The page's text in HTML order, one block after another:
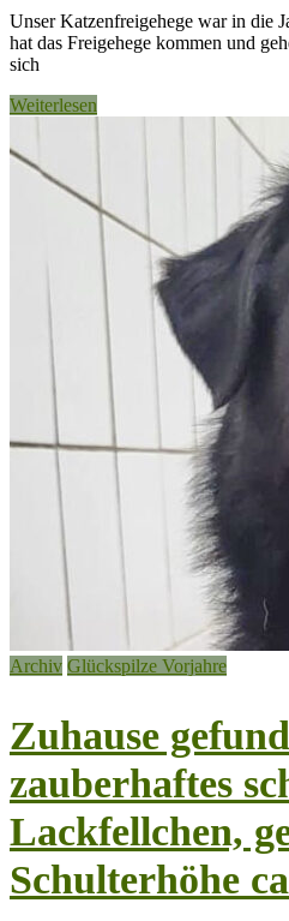
Unser Katzenfreigehege war in die
hat das Freigehege kommen und
sich
Weiterlesen
Archiv Glückspilze Vorjahre
Zuhause
zauberhaftes
Lackfellchen,
Schulterhöhe